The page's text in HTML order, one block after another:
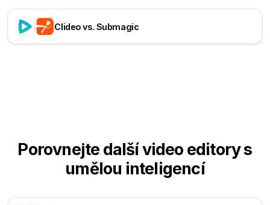
Clideo vs. Submagic
Porovnejte další video editory s
umělou inteligencí